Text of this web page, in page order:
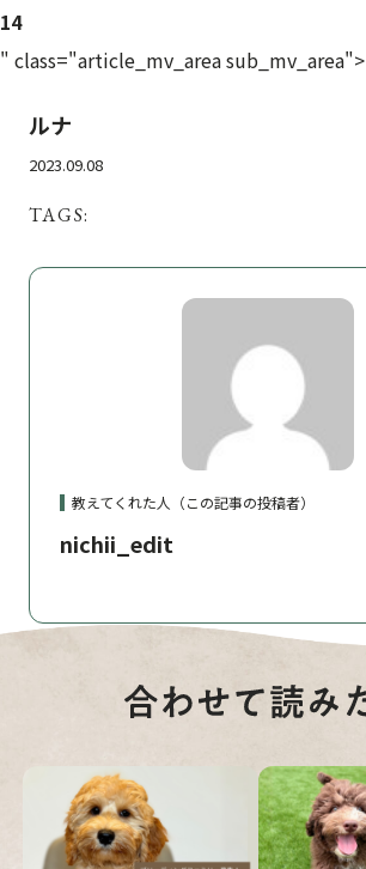
14
" class="article_mv_area sub_mv_area">
ルナ
2023.09.08
TAGS:
教えてくれた人（この記事の投稿者）
nichii_edit